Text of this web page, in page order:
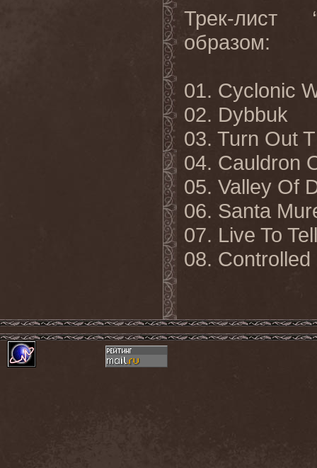
Трек-лист
образом:
01. Cyclonic
02. Dybbuk
03. Turn Out
04. Cauldron
05. Valley Of
06. Santa
07. Live To Tell
08. Controlled